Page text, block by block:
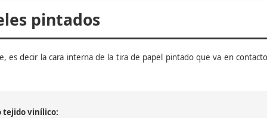
pintados
es decir la cara interna de la tira de papel pintado que va en
tejido vinílico: